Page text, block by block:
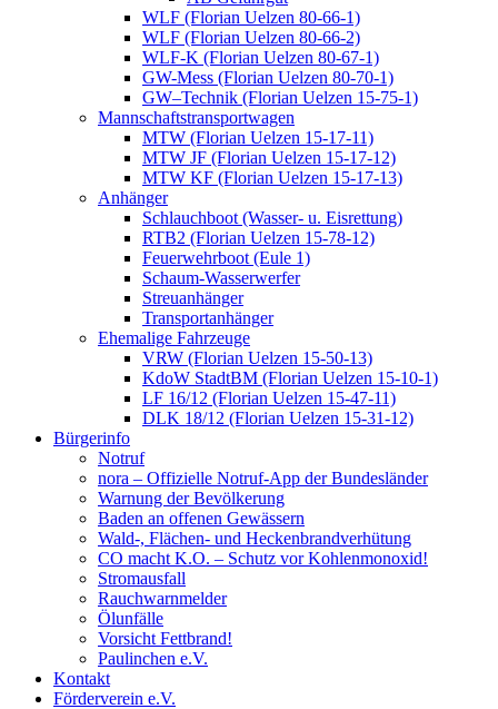
WLF (Florian Uelzen 80-66-1)
WLF (Florian Uelzen 80-66-2)
WLF-K (Florian Uelzen 80-67-1)
GW-Mess (Florian Uelzen 80-70-1)
GW–Technik (Florian Uelzen 15-75-1)
Mannschaftstransportwagen
MTW (Florian Uelzen 15-17-11)
MTW JF (Florian Uelzen 15-17-12)
MTW KF (Florian Uelzen 15-17-13)
Anhänger
Schlauchboot (Wasser- u. Eisrettung)
RTB2 (Florian Uelzen 15-78-12)
Feuerwehrboot (Eule 1)
Schaum-Wasserwerfer
Streuanhänger
Transportanhänger
Ehemalige Fahrzeuge
VRW (Florian Uelzen 15-50-13)
KdoW StadtBM (Florian Uelzen 15-10-1)
LF 16/12 (Florian Uelzen 15-47-11)
DLK 18/12 (Florian Uelzen 15-31-12)
Bürgerinfo
Notruf
nora – Offizielle Notruf-App der Bundesländer
Warnung der Bevölkerung
Baden an offenen Gewässern
Wald-, Flächen- und Heckenbrandverhütung
CO macht K.O. – Schutz vor Kohlenmonoxid!
Stromausfall
Rauchwarnmelder
Ölunfälle
Vorsicht Fettbrand!
Paulinchen e.V.
Kontakt
Förderverein e.V.